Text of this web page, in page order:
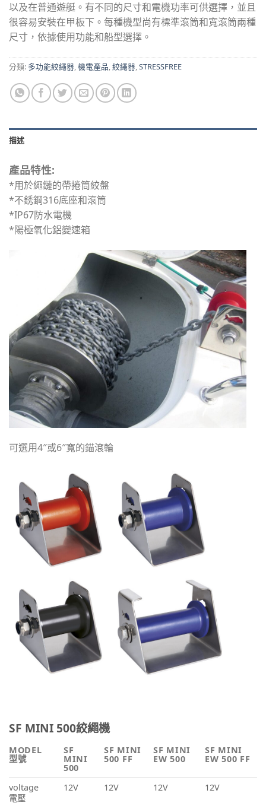
以及在普通遊艇。有不同的尺寸和電機功率可供選擇，並且
很容易安裝在甲板下。每種機型尚有標準滾筒和寬滾筒兩種
尺寸，依據使用功能和船型選擇。
分類: 多功能絞繩器,機電產品,絞繩器,STRESSFREE
描述
產品特性:
*用於繩鏈的帶捲筒絞盤
*不銹鋼316底座和滾筒
*IP67防水電機
*陽極氧化鋁變速箱
可選用4″或6″寬的錨滾輪
SF MINI 500絞繩機
MODEL
型號
SF
MINI
500
SF MINI
500 FF
SF MINI
EW 500
SF MINI
EW 500 FF
voltage
電壓
12V 12V 12V 12V